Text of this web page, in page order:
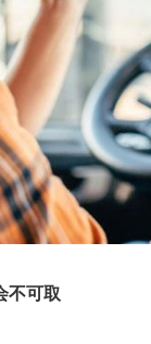
不可取